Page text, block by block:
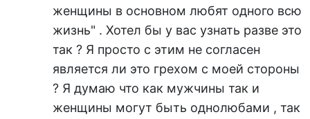
женщины в основном любят одного всю
жизнь" . Хотел бы у вас узнать разве это
так ? Я просто с этим не согласен
является ли это грехом с моей стороны
? Я думаю что как мужчины так и
женщины могут быть однолюбами , так